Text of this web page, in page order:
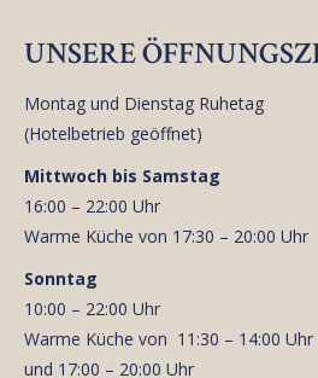
UNSERE
Montag und Dienstag Ruhetag
(Hotelbetrieb geöffnet)
Mittwoch bis Samstag
16:00 – 22:00 Uhr
Warme Küche von 17:30 – 20:00 Uhr
Sonntag
10:00 – 22:00 Uhr
Warme Küche von 11:30 – 14:00 Uhr
und 17:00 – 20:00 Uhr